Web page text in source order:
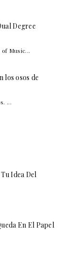
Degree
Music...
los osos de
...
Idea Del
En El Papel